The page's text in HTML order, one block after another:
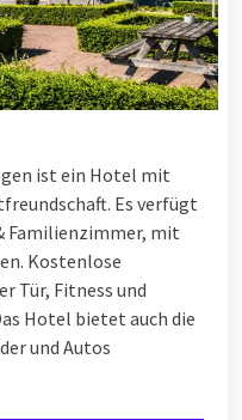
ist ein Hotel mit
Es verfügt
Familienzimmer, mit
Kostenlose
Tür, Fitness und
Hotel bietet auch die
und Autos